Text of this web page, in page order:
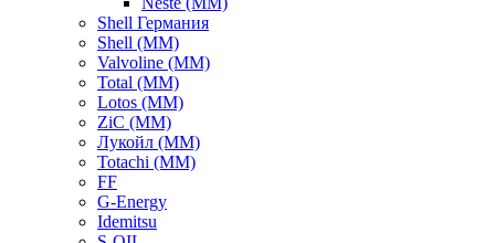
Shell Германия
Shell (ММ)
Valvoline (ММ)
Total (ММ)
Lotos (ММ)
ZiC (ММ)
Лукойл (ММ)
Totachi (MM)
FF
G-Energy
Idemitsu